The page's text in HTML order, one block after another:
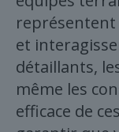
et
détaillants,
même les
efficace de